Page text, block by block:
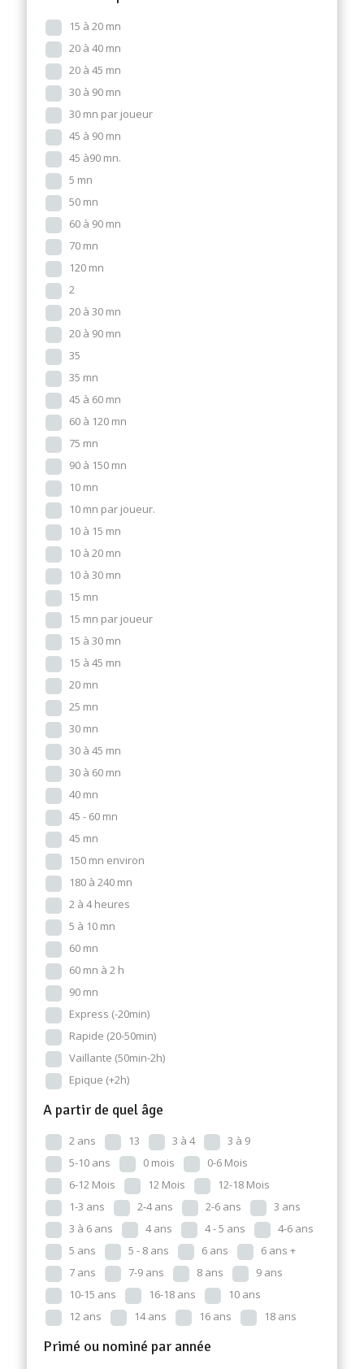
15 à 20 mn
20 à 40 mn
20 à 45 mn
30 à 90 mn
30 mn par joueur
45 à 90 mn
45 à90 mn.
5 mn
50 mn
60 à 90 mn
70 mn
120 mn
2
20 à 30 mn
20 à 90 mn
35
35 mn
45 à 60 mn
60 à 120 mn
75 mn
90 à 150 mn
10 mn
10 mn par joueur.
10 à 15 mn
10 à 20 mn
10 à 30 mn
15 mn
15 mn par joueur
15 à 30 mn
15 à 45 mn
20 mn
25 mn
30 mn
30 à 45 mn
30 à 60 mn
40 mn
45 - 60 mn
45 mn
150 mn environ
180 à 240 mn
2 à 4 heures
5 à 10 mn
60 mn
60 mn à 2 h
90 mn
Express (-20min)
Rapide (20-50min)
Vaillante (50min-2h)
Epique (+2h)
A partir de quel âge
2 ans 13 3 à 4
3 à 9
5-10 ans
0 mois
0-6 Mois
6-12 Mois
12 Mois
12-18 Mois
1-3 ans
2-4 ans 2-6 ans
3 ans
3 à 6 ans
4 ans 4 - 5 ans
4-6 ans
5 ans
5 - 8 ans 6 ans
6 ans +
7 ans
7-9 ans 8 ans
9 ans
10-15 ans
16-18 ans
10 ans
12 ans
14 ans 16 ans 18 ans
Primé ou nominé par année